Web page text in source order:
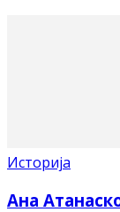
Историја
Ана